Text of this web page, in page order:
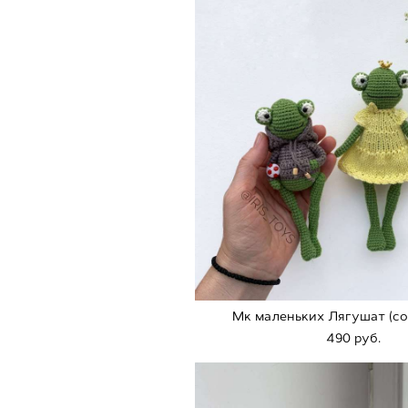
Мк маленьких Лягушат
490 pуб.